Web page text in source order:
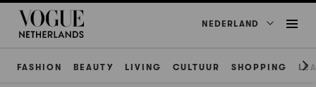
NEDERLAND
FASHION BEAUTY LIVING CULTUUR SHOPPING